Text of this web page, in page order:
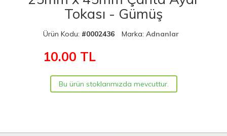
Tokası - Gümüş
Ürün Kodu: #0002436 Marka: Adnanlar
10.00 TL
Bu ürün stoklarımızda mevcuttur.